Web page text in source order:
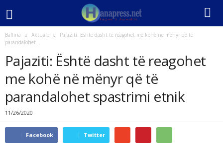
Ballina Aktuale
Pajaziti: Është dasht të reagohet me kohë në mënyr që të
parandalohet...
Pajaziti: Është dasht të reagohet
me kohë në mënyr që të
parandalohet spastrimi etnik
11/26/2020
Facebook Twitter